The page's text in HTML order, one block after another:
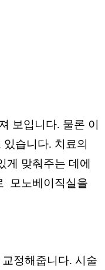
보입니다. 물론 이
습니다. 치료의
게 맞춰주는 데에
모노베이직실을
정해줍니다. 시술